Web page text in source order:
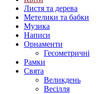
Листя та дерева
Метелики та бабки
Музика
Написи
Орнаменти
Геєометричні
Рамки
Свята
Великдень
Весілля